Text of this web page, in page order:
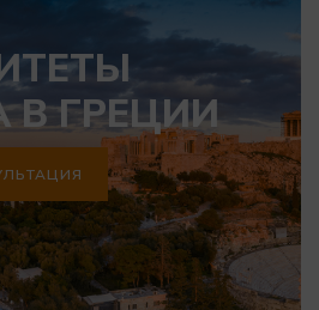
В ГРЕЦИИ